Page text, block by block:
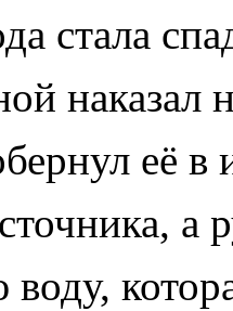
стала
её
а